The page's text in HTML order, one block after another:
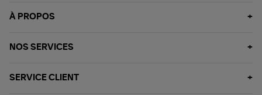
À PROPOS
NOS SERVICES
SERVICE CLIENT